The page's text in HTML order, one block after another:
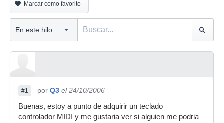
Marcar como favorito
#1 por Q3 el 24/10/2006
Buenas, estoy a punto de adquirir un teclado
controlador MIDI y me gustaria ver si alguien me podria